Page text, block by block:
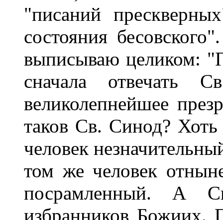
"писаний
состояния
выписываю целиком:
сначала отвечать
великолепнейшее
таков Св. Синод?
человек
том же человек
посрамленный. А
избранников Божиих.